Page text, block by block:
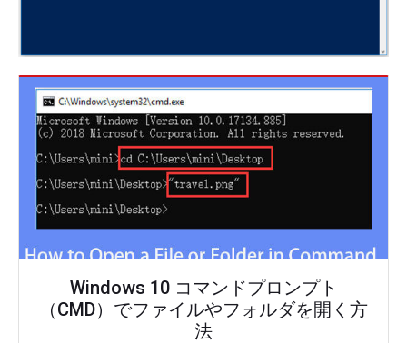
Windows 10 コマンドプロンプト
（CMD）でファイルやフォルダを開く方
法